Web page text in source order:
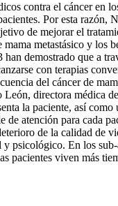
contra el cáncer en
Por esta
de mejorar el
metastásico y
demostrado que a
con terapias
del cáncer de
León, directora médica
la paciente, así
de atención para cada
de la calidad de
psicológico. En los
pacientes viven más